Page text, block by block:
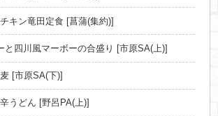
キン竜田定食 [菖蒲(集約)]
と四川風マーボーの合盛り [市原SA(上)]
[市原SA(下)]
うどん [野呂PA(上)]